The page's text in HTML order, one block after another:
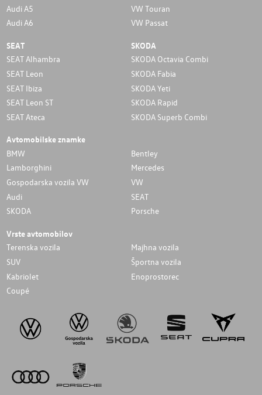
Audi A5
Audi A6
VW Touran
VW Passat
SEAT
SEAT Alhambra
SEAT Leon
SEAT Ibiza
SEAT Leon ST
SEAT Ateca
SKODA
SKODA Octavia Combi
SKODA Fabia
SKODA Yeti
SKODA Rapid
SKODA Superb Combi
Avtomobilske znamke
BMW
Bentley
Lamborghini
Mercedes
Gospodarska vozila VW
VW
Audi
SEAT
SKODA
Porsche
Vrste avtomobilov
Terenska vozila
Majhna vozila
SUV
Športna vozila
Kabriolet
Enoprostorec
Coupé